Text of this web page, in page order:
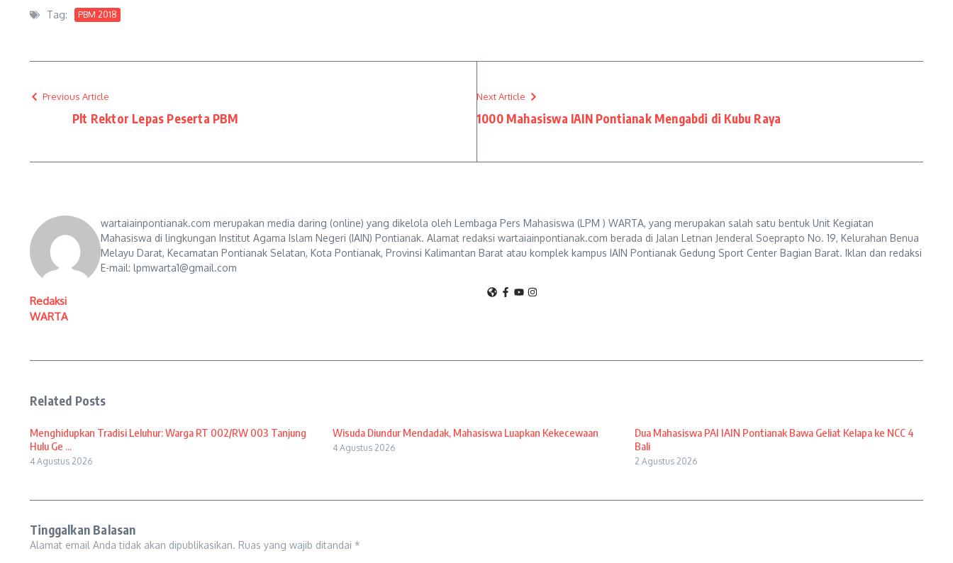
Tag: PBM 2018
Previous Article
Plt Rektor Lepas Peserta PBM
Next Article
1000 Mahasiswa IAIN Pontianak Mengabdi di Kubu Raya
Redaksi
WARTA
wartaiainpontianak.com merupakan media daring (online) yang dikelola oleh Lembaga Pers Mahasiswa (LPM ) WARTA, yang merupakan salah satu bentuk Unit Kegiatan
Mahasiswa di lingkungan Institut Agama Islam Negeri (IAIN) Pontianak. Alamat redaksi wartaiainpontianak.com berada di Jalan Letnan Jenderal Soeprapto No. 19, Kelurahan Benua
Melayu Darat, Kecamatan Pontianak Selatan, Kota Pontianak, Provinsi Kalimantan Barat atau komplek kampus IAIN Pontianak Gedung Sport Center Bagian Barat. Iklan dan redaksi
E-mail: lpmwarta1@gmail.com
Related Posts
Menghidupkan Tradisi Leluhur: Warga RT 002/RW 003 Tanjung
Hulu Ge ...
4 Agustus 2026
Wisuda Diundur Mendadak, Mahasiswa Luapkan Kekecewaan
4 Agustus 2026
Dua Mahasiswa PAI IAIN Pontianak Bawa Geliat Kelapa ke NCC 4
Bali
2 Agustus 2026
Tinggalkan Balasan
Alamat email Anda tidak akan dipublikasikan. Ruas yang wajib ditandai *